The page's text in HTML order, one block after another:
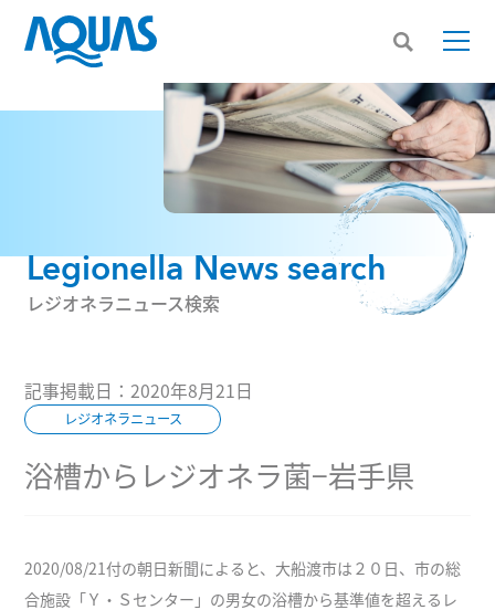
Legionella News search
レジオネラニュース検索
記事掲載日：2020年8月21日
レジオネラニュース
浴槽からレジオネラ菌−岩手県
2020/08/21付の朝日新聞によると、大船渡市は２０日、市の総
合施設「Ｙ・Ｓセンター」の男女の浴槽から基準値を超えるレ